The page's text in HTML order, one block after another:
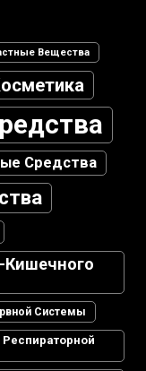
Вещества
Средства
Системы